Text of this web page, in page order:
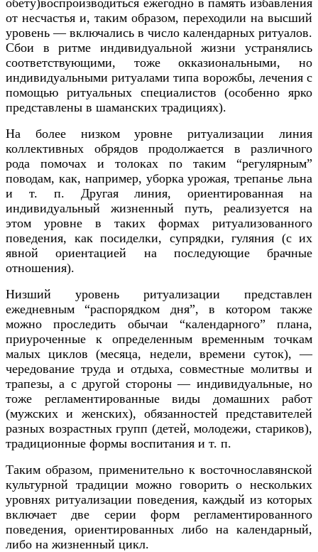
от несчастья и, таким образом, переходили на высший
уровень — включались в число календарных ритуалов.
Сбои в ритме индивидуальной жизни устранялись
соответствующими, тоже окказиональными, но
индивидуальными ритуалами типа ворожбы, лечения с
помощью ритуальных специалистов (особенно ярко
представлены в шаманских традициях).
На более низком уровне ритуализации линия
коллективных обрядов продолжается в различного
рода помочах и толоках по таким “регулярным”
поводам, как, например, уборка урожая, трепанье льна
и т. п. Другая линия, ориентированная на
индивидуальный жизненный путь, реализуется на
этом уровне в таких формах ритуализованного
поведения, как посиделки, супрядки, гуляния (с их
явной ориентацией на последующие брачные
отношения).
Низший уровень ритуализации представлен
ежедневным “распорядком дня”, в котором также
можно проследить обычаи “календарного” плана,
приуроченные к определенным временным точкам
малых циклов (месяца, недели, времени суток), —
чередование труда и отдыха, совместные молитвы и
трапезы, а с другой стороны — индивидуальные, но
тоже регламентированные виды домашних работ
(мужских и женских), обязанностей представителей
разных возрастных групп (детей, молодежи, стариков),
традиционные формы воспитания и т. п.
Таким образом, применительно к восточнославянской
культурной традиции можно говорить о нескольких
уровнях ритуализации поведения, каждый из которых
включает две серии форм регламентированного
поведения, ориентированных либо на календарный,
либо на жизненный цикл.